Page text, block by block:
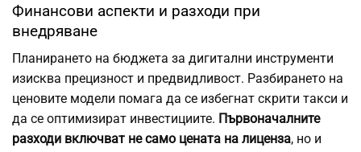
Финансови аспекти и разходи при
внедряване
Планирането на бюджета за дигитални инструменти
изисква прецизност и предвидливост. Разбирането на
ценовите модели помага да се избегнат скрити такси и
да се оптимизират инвестициите. Първоначалните
разходи включват не само цената на лиценза, но и